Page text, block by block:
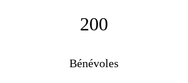
200
Bénévoles